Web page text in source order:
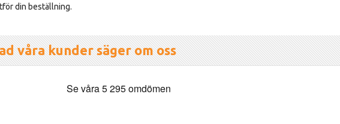
din beställning.
våra kunder säger om oss